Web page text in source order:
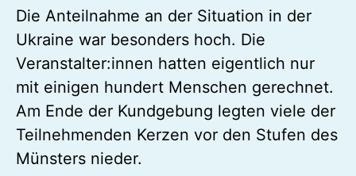
Die Anteilnahme an der Situation in der
Ukraine war besonders hoch. Die
Veranstalter:innen hatten eigentlich nur
mit einigen hundert Menschen gerechnet.
Am Ende der Kundgebung legten viele der
Teilnehmenden Kerzen vor den Stufen des
Münsters nieder.